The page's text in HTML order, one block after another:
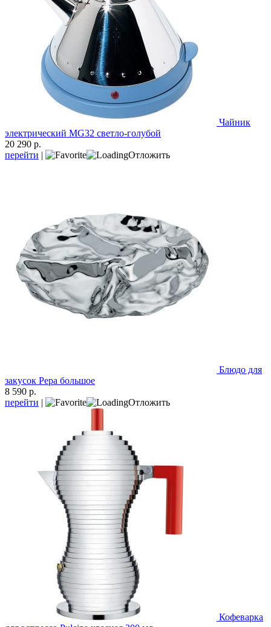
Чайник
электрический MG32 светло-голубой
20 290 р.
перейти | Отложить
Блюдо для
закусок Pepa большое
8 590 р.
перейти | Отложить
Кофеварка